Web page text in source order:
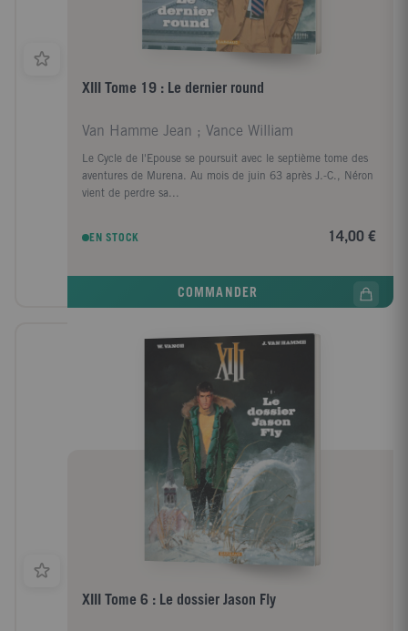
XIII Tome 19 : Le dernier round
Van Hamme Jean ; Vance William
Le Cycle de l'Epouse se poursuit avec le septième tome des
aventures de Murena. Au mois de juin 63 après J.-C., Néron
vient de perdre sa...
EN STOCK 14,00 €
COMMANDER
XIII Tome 6 : Le dossier Jason Fly